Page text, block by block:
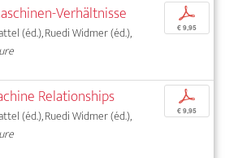
Verhältnisse
(éd.), Ruedi Widmer (éd.),
p
€ 9,95
Relationships
(éd.), Ruedi Widmer (éd.),
p
€ 9,95